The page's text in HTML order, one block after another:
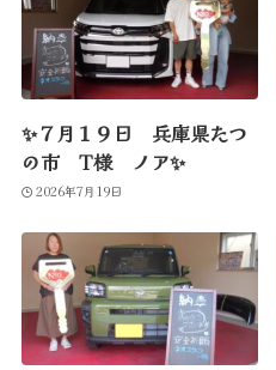
✨７月１９日 兵庫県たつ
の市 T様 ノア✨
2026年7月19日